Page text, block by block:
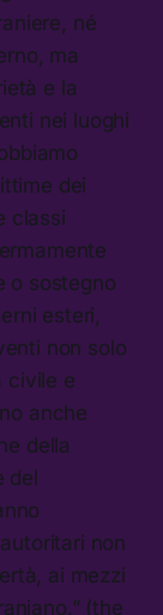
né
ma
e la
nei luoghi
dei
classi
o sostegno
esteri,
non solo
civile e
anche
della
del
non
ai mezzi
(the